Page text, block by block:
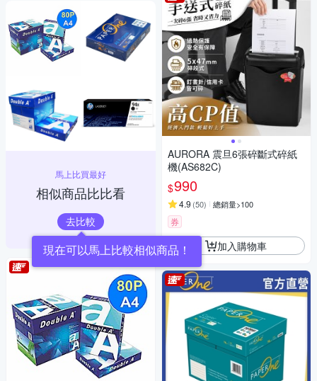
馬上比買最好
相似商品比比看
去比較
現在可以馬上比較相似商品！
AURORA 震旦6張碎斷式碎紙
機(AS682C)
$990
4.9 (50) 總銷量>100
券
加入購物車